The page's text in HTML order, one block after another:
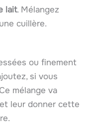
lait. Mélangez
cuillère.
ou finement
si vous
mélange va
leur donner cette